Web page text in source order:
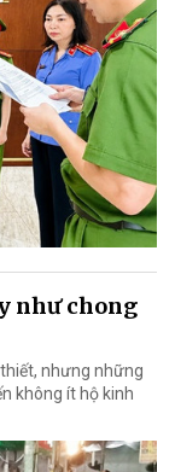
như chong
nhưng những
không ít hộ kinh